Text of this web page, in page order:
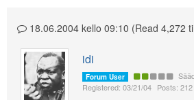
18.06.2004 kello 09:10 (Read 4,272
idi
Forum User
Registered: 03/21/04 Posts: 212